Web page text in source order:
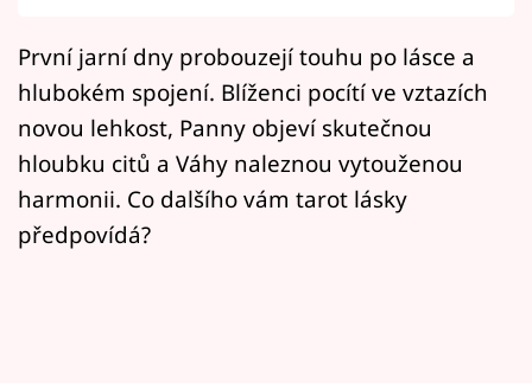
Přihlášení
Sledujte nás
První jarní dny probouzejí touhu po lásce a
hlubokém spojení. Blíženci pocítí ve vztazích
novou lehkost, Panny objeví skutečnou
hloubku citů a Váhy naleznou vytouženou
harmonii. Co dalšího vám tarot lásky
předpovídá?